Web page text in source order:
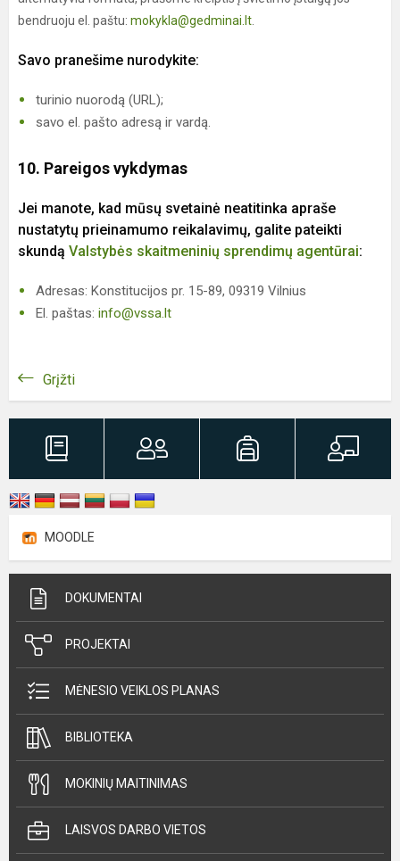
bendruoju el. paštu: mokykla@gedminai.lt
Savo pranešime nurodykite:
turinio nuorodą (URL);
savo el. pašto adresą ir vardą.
10. Pareigos vykdymas
Jei manote, kad mūsų svetainė neatitinka apraše
nustatytų prieinamumo reikalavimų, galite pateikti
skundą Valstybės skaitmeninių sprendimų agentūrai:
Adresas: Konstitucijos pr. 15-89, 09319 Vilnius
El. paštas: info@vssa.lt
Grįžti
MOODLE
DOKUMENTAI
PROJEKTAI
MĖNESIO VEIKLOS PLANAS
BIBLIOTEKA
MOKINIŲ MAITINIMAS
LAISVOS DARBO VIETOS